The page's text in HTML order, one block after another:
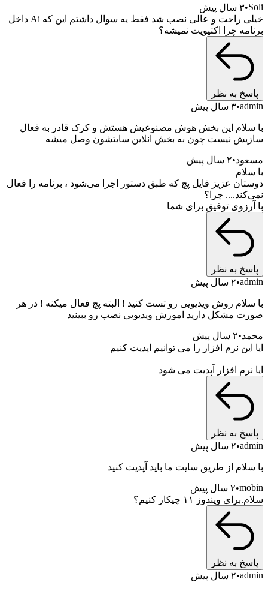
خیلی راحت و عالی نصب شد فقط یه سوال داشتم این که Ai داخل
چرا اکتیویت نمیشه؟
به نظر
۳ سال پیش
این بخش هوش مصنوعیش هستش و کرک قادر به فعال
نیست چون به بخش انلاین سایتشون وصل میشه
۲ سال پیش
عزیز فایل پچ که طبق دستور اجرا می‌شود ، برنامه را فعال
چرا؟
توفیق برای شما
به نظر
۲ سال پیش
روش ویدیویی رو تست کنید ! البته پچ فعال میکنه ! در هر
دارید اموزش ویدیویی نصب رو ببینید
۲ سال پیش
نرم افزار را می توانیم اپدیت کنیم
افزار آپدیت می شود
به نظر
۲ سال پیش
از طریق سایت ما باید آپدیت کنید
۲ سال پیش
۱۱ چیکار کنیم؟
به نظر
۲ سال پیش